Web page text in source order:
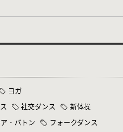
ヨガ
社交ダンス
新体操
・バトン
フォークダンス